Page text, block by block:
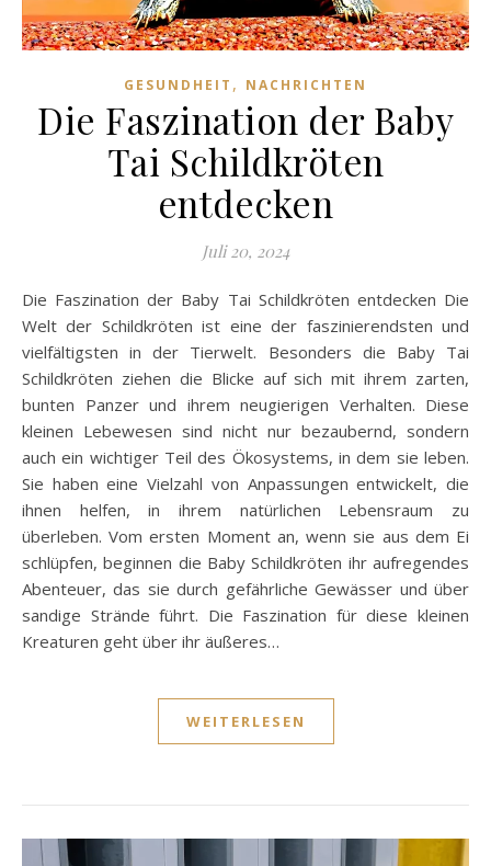
GESUNDHEIT , NACHRICHTEN
Die Faszination der Baby
Tai Schildkröten
entdecken
Juli 20, 2024
Die Faszination der Baby Tai Schildkröten entdecken Die
Welt der Schildkröten ist eine der faszinierendsten und
vielfältigsten in der Tierwelt. Besonders die Baby Tai
Schildkröten ziehen die Blicke auf sich mit ihrem zarten,
bunten Panzer und ihrem neugierigen Verhalten. Diese
kleinen Lebewesen sind nicht nur bezaubernd, sondern
auch ein wichtiger Teil des Ökosystems, in dem sie leben.
Sie haben eine Vielzahl von Anpassungen entwickelt, die
ihnen helfen, in ihrem natürlichen Lebensraum zu
überleben. Vom ersten Moment an, wenn sie aus dem Ei
schlüpfen, beginnen die Baby Schildkröten ihr aufregendes
Abenteuer, das sie durch gefährliche Gewässer und über
sandige Strände führt. Die Faszination für diese kleinen
Kreaturen geht über ihr äußeres…
WEITERLESEN